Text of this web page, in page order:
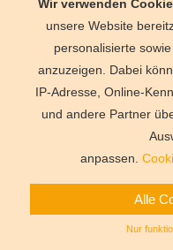
Wir verwenden
unsere Website
personalisierte
anzuzeigen. Dabei
IP-Adresse, Online-
und andere Partner
anpassen.
Alle
Nur